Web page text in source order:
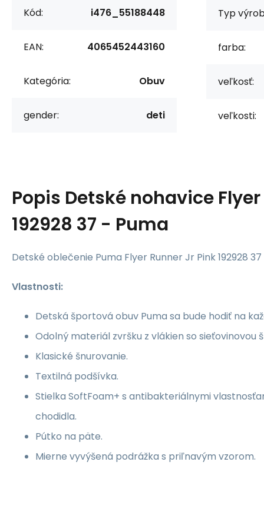
Kód: i476_55188448
EAN: 4065452443160
Kategória: Obuv
gender: deti
Typ
farba:
veľkosť:
veľkosti:
Popis Detské nohavice
192928 37 - Puma
Detské oblečenie Puma Flyer Runner Jr Pink 192928 37
Vlastnosti:
Detská športová obuv Puma sa bude hodiť na
Odolný materiál zvršku z vlákien so sieťovinovou
Klasické šnurovanie.
Textilná podšívka.
Stielka SoftFoam+ s antibakteriálnymi
chodidla.
Pútko na päte.
Mierne vyvýšená podrážka s priľnavým vzorom.